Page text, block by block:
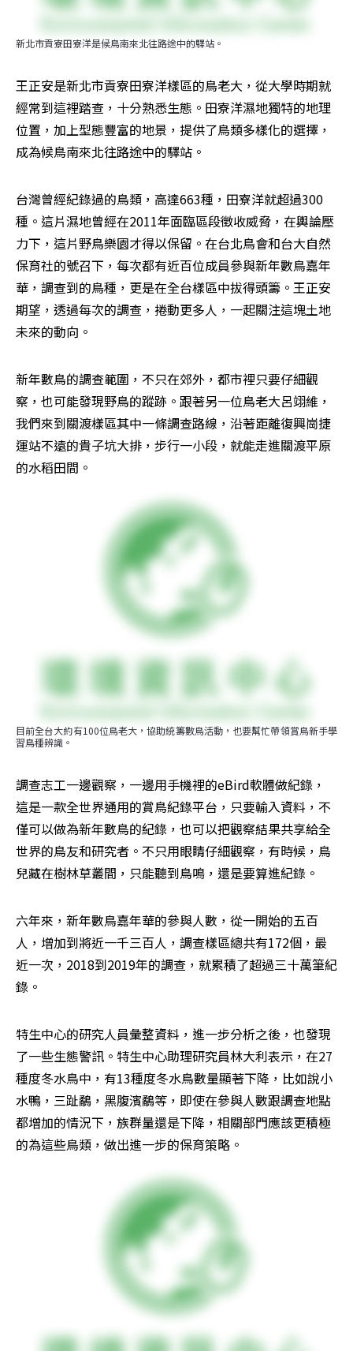
新北市貢寮田寮洋是候鳥南來北往路途中的驛站。
王正安是新北市貢寮田寮洋樣區的鳥老大，從大學時期就
經常到這裡踏查，十分熟悉生態。田寮洋濕地獨特的地理
位置，加上型態豐富的地景，提供了鳥類多樣化的選擇，
成為候鳥南來北往路途中的驛站。
台灣曾經紀錄過的鳥類，高達663種，田寮洋就超過300
種。這片濕地曾經在2011年面臨區段徵收威脅，在輿論壓
力下，這片野鳥樂園才得以保留。在台北鳥會和台大自然
保育社的號召下，每次都有近百位成員參與新年數鳥嘉年
華，調查到的鳥種，更是在全台樣區中拔得頭籌。王正安
期望，透過每次的調查，捲動更多人，一起關注這塊土地
未來的動向。
新年數鳥的調查範圍，不只在郊外，都市裡只要仔細觀
察，也可能發現野鳥的蹤跡。跟著另一位鳥老大呂翊維，
我們來到關渡樣區其中一條調查路線，沿著距離復興崗捷
運站不遠的貴子坑大排，步行一小段，就能走進關渡平原
的水稻田間。
目前全台大約有100位鳥老大，協助統籌數鳥活動，也要幫忙帶領賞鳥新手學
習鳥種辨識。
調查志工一邊觀察，一邊用手機裡的eBird軟體做紀錄，
這是一款全世界通用的賞鳥紀錄平台，只要輸入資料，不
僅可以做為新年數鳥的紀錄，也可以把觀察結果共享給全
世界的鳥友和研究者。不只用眼睛仔細觀察，有時候，鳥
兒藏在樹林草叢間，只能聽到鳥鳴，還是要算進紀錄。
六年來，新年數鳥嘉年華的參與人數，從一開始的五百
人，增加到將近一千三百人，調查樣區總共有172個，最
近一次，2018到2019年的調查，就累積了超過三十萬筆紀
錄。
特生中心的研究人員彙整資料，進一步分析之後，也發現
了一些生態警訊。特生中心助理研究員林大利表示，在27
種度冬水鳥中，有13種度冬水鳥數量顯著下降，比如說小
水鴨，三趾鷸，黑腹濱鷸等，即使在參與人數跟調查地點
都增加的情況下，族群量還是下降，相關部門應該更積極
的為這些鳥類，做出進一步的保育策略。